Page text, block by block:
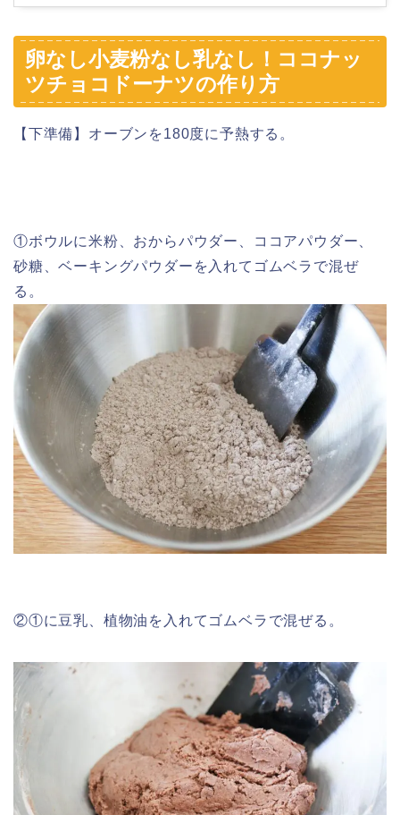
卵なし小麦粉なし乳なし！ココナッ
ツチョコドーナツの作り方
【下準備】オーブンを180度に予熱する。
①ボウルに米粉、おからパウダー、ココアパウダー、
砂糖、ベーキングパウダーを入れてゴムベラで混ぜ
る。
②①に豆乳、植物油を入れてゴムベラで混ぜる。